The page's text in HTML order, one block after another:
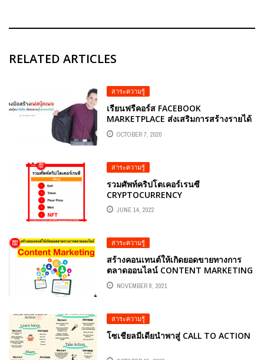
RELATED ARTICLES
สาระความรู้
เรียนฟรีคอร์ส FACEBOOK
MARKETPLACE ส่งเสริมการสร้างรายได้
อ.ต้นรัก ธวัชชัย สุขสีดา
OCTOBER 7, 2020
สาระความรู้
รวมศัพท์คริปโตเคอร์เรนซี
CRYPTOCURRENCY
JUNE 14, 2022
สาระความรู้
สร้างคอนเทนต์ให้เกิดยอดขายทางการ
ตลาดออนไลน์ CONTENT MARKETING
NOVEMBER 8, 2021
สาระความรู้
โซเชียลมีเดียนำพาสู่ CALL TO ACTION